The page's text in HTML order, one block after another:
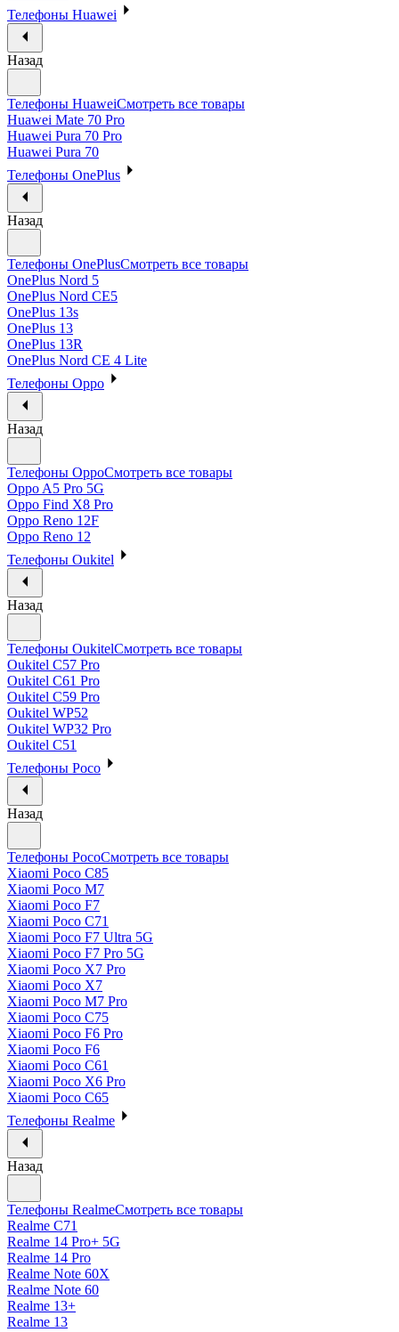
Телефоны Huawei
Назад
Телефоны HuaweiСмотреть все товары
Huawei Mate 70 Pro
Huawei Pura 70 Pro
Huawei Pura 70
Телефоны OnePlus
Назад
Телефоны OnePlusСмотреть все товары
OnePlus Nord 5
OnePlus Nord CE5
OnePlus 13s
OnePlus 13
OnePlus 13R
OnePlus Nord CE 4 Lite
Телефоны Oppo
Назад
Телефоны OppoСмотреть все товары
Oppo A5 Pro 5G
Oppo Find X8 Pro
Oppo Reno 12F
Oppo Reno 12
Телефоны Oukitel
Назад
Телефоны OukitelСмотреть все товары
Oukitel C57 Pro
Oukitel C61 Pro
Oukitel C59 Pro
Oukitel WP52
Oukitel WP32 Pro
Oukitel C51
Телефоны Poco
Назад
Телефоны PocoСмотреть все товары
Xiaomi Poco C85
Xiaomi Poco M7
Xiaomi Poco F7
Xiaomi Poco C71
Xiaomi Poco F7 Ultra 5G
Xiaomi Poco F7 Pro 5G
Xiaomi Poco X7 Pro
Xiaomi Poco X7
Xiaomi Poco M7 Pro
Xiaomi Poco C75
Xiaomi Poco F6 Pro
Xiaomi Poco F6
Xiaomi Poco C61
Xiaomi Poco X6 Pro
Xiaomi Poco C65
Телефоны Realme
Назад
Телефоны RealmeСмотреть все товары
Realme C71
Realme 14 Pro+ 5G
Realme 14 Pro
Realme Note 60X
Realme Note 60
Realme 13+
Realme 13